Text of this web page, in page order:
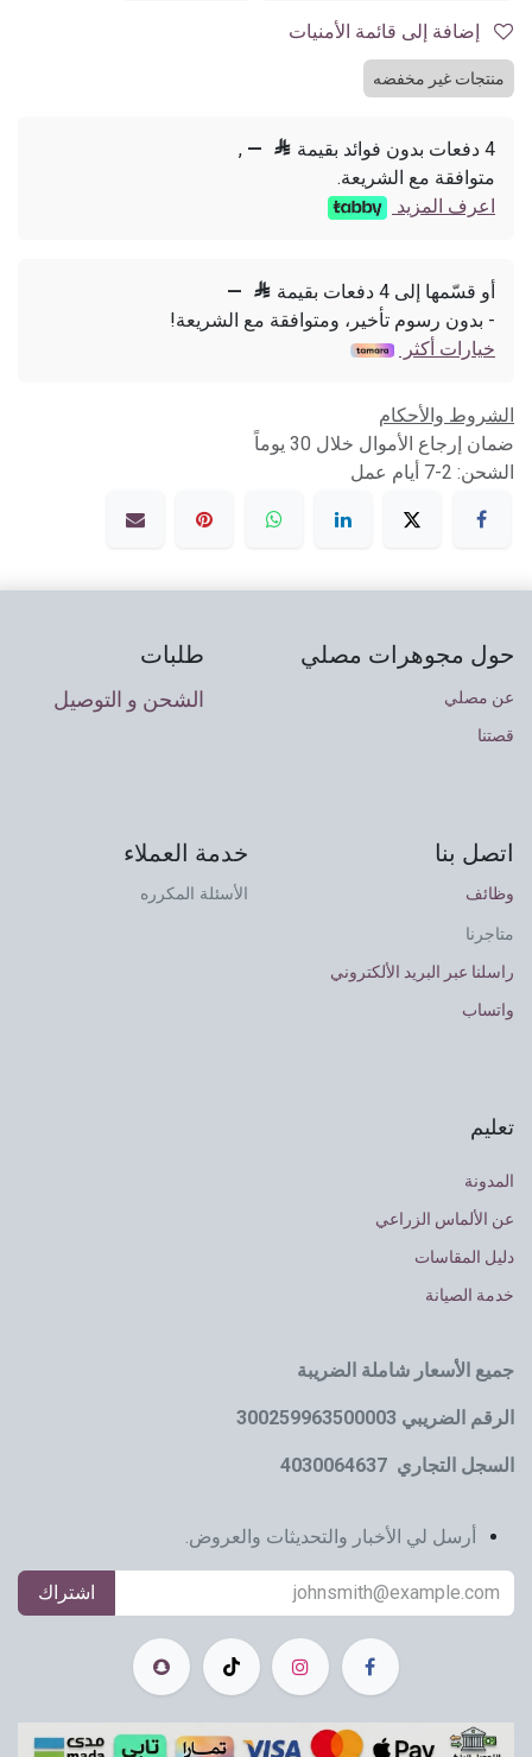
منتجات غير مخفضه
4 دفعات بدون فوائد بقيمة 
—
,
متوافقة مع الشريعة.
اعرف المزيد
أو قسّمها إلى 4 دفعات بقيمة 
—
- بدون رسوم تأخير، ومتوافقة مع الشريعة!
خيارات أكثر
الشروط والأحكام
ضمان إرجاع الأموال خلال 30 يوماً
الشحن: 2-7 أيام عمل
حول مجوهرات مصلي
عن مصلي
قصتنا
طلبات
الشحن و التوصيل
اتصل بنا
وظائف
متاجرنا
راسلنا عبر البريد الألكتروني
واتساب
خدمة العملاء
الأسئلة المكرره
تعليم
المدونة
عن الألماس الزراعي
دليل المقاسات
خدمة الصيانة
جميع الأسعار شاملة الضريبة
الرقم الضريبي 300259963500003
السجل التجاري 4030064637
أرسل لي الأخبار والتحديثات والعروض.
اشتراك